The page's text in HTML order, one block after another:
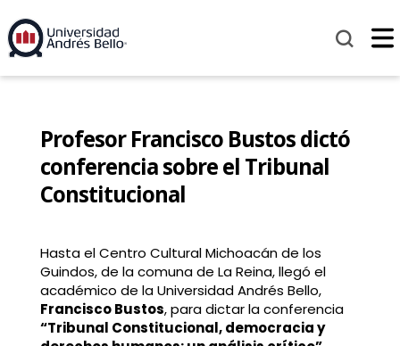
Profesor Francisco Bustos dictó
conferencia sobre el Tribunal
Constitucional
Hasta el Centro Cultural Michoacán de los
Guindos, de la comuna de La Reina, llegó el
académico de la Universidad Andrés Bello,
Francisco Bustos, para dictar la conferencia
“Tribunal Constitucional, democracia y